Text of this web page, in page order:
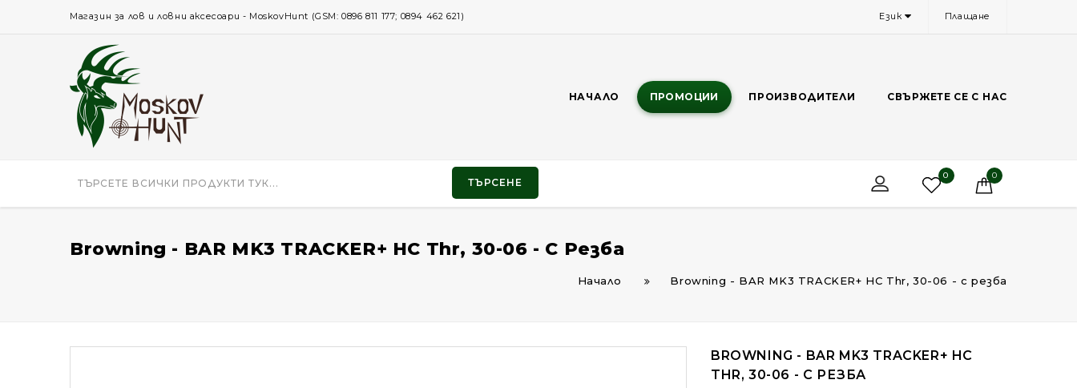
Магазин за лов и ловни аксесоари - MoskovHunt (GSM: 0896 811 177; 0894 462 621) Език Плащане
НАЧАЛО ПРОМОЦИИ ПРОИЗВОДИТЕЛИ СВЪРЖЕТЕ СЕ С НАС
ТЪРСЕНЕ
0 0
Browning - BAR MK3 TRACKER+ HC Thr, 30-06 - С Резба
Начало Browning - BAR MK3 TRACKER+ HC Thr, 30-06 - с резба
BROWNING - BAR MK3 TRACKER+ HC
THR, 30-06 - С РЕЗБА